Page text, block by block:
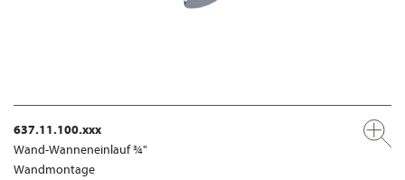
637.11.100.xxx
Wand-Wanneneinlauf ¾"
Wandmontage